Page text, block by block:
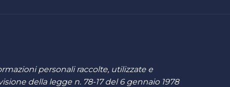
personali raccolte, utilizzate e
della legge n. 78-17 del 6 gennaio 1978